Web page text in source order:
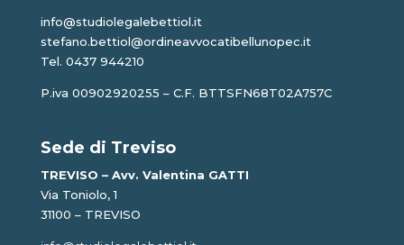
info@studiolegalebettiol.it
stefano.bettiol@ordineavvocatibellunopec.it
Tel. 0437 944210
P.iva 00902920255 – C.F. BTTSFN68T02A757C
Sede di Treviso
TREVISO – Avv. Valentina GATTI
Via Toniolo, 1
31100 – TREVISO